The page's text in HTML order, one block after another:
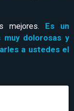
mejores. Es un
muy dolorosas y
a ustedes el